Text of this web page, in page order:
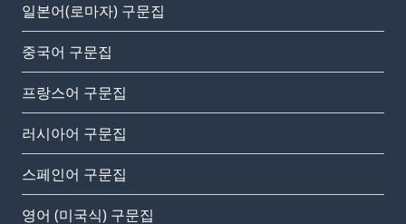
일본어(로마자) 구문집
중국어 구문집
프랑스어 구문집
러시아어 구문집
스페인어 구문집
영어 (미국식) 구문집